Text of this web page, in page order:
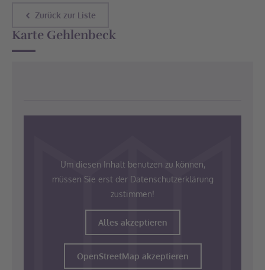
Zurück zur Liste
Karte Gehlenbeck
Um diesen Inhalt benutzen zu können,
müssen Sie erst der Datenschutzerklärung
zustimmen!
Alles akzeptieren
OpenStreetMap akzeptieren